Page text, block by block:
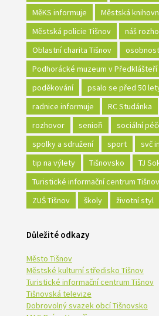
MěKS informuje
Městská
Městská policie Tišnov
náš
Oblastní charita Tišnov
Podhorácké muzeum v Předklášteří
poděkování
psalo se před 50
radnice informuje
RC Studánka
rozhovor
senioři sociální
spolky a sdružení
sport svč
tip na výlety
Tišnovsko
TJ
Turistické informační centrum Tišnov
ZUŠ Tišnov
školy životní styl
Důležité odkazy
Město Tišnov
Městské kulturní středisko Tišnov
Turistické informační centrum Tišnov
Tišnovská televize
Dobrovolný svazek obcí Tišnovsko